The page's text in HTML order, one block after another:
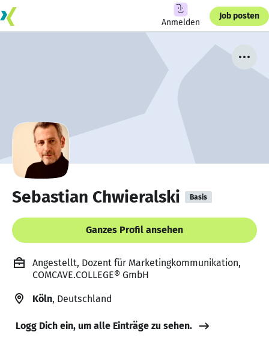
Anmelden
Job posten
Sebastian Chwieralski Basis
Ganzes Profil ansehen
Angestellt, Dozent für Marketingkommunikation,
COMCAVE.COLLEGE® GmbH
Köln, Deutschland
Logg Dich ein, um alle Einträge zu sehen.